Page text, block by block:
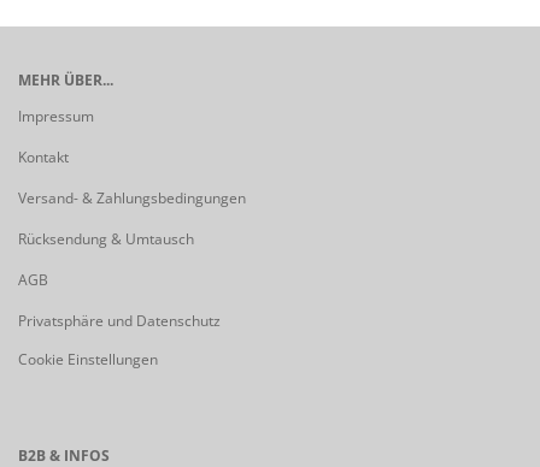
MEHR ÜBER...
Impressum
Kontakt
Versand- & Zahlungsbedingungen
Rücksendung & Umtausch
AGB
Privatsphäre und Datenschutz
Cookie Einstellungen
B2B & INFOS